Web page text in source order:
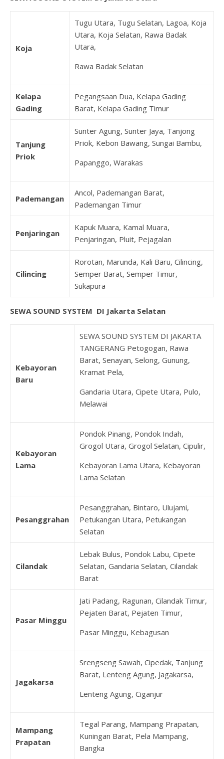
Koja
Tugu Utara, Tugu Selatan, Lagoa, Koja
Utara, Koja Selatan, Rawa Badak
Utara,
Rawa Badak Selatan
Kelapa
Gading
Pegangsaan Dua, Kelapa Gading
Barat, Kelapa Gading Timur
Tanjung
Priok
Sunter Agung, Sunter Jaya, Tanjong
Priok, Kebon Bawang, Sungai Bambu,
Papanggo, Warakas
Pademangan
Ancol, Pademangan Barat,
Pademangan Timur
Penjaringan
Kapuk Muara, Kamal Muara,
Penjaringan, Pluit, Pejagalan
Cilincing
Rorotan, Marunda, Kali Baru, Cilincing,
Semper Barat, Semper Timur,
Sukapura
SEWA SOUND SYSTEM DI Jakarta Selatan
Kebayoran
Baru
SEWA SOUND SYSTEM DI JAKARTA
TANGERANG Petogogan, Rawa
Barat, Senayan, Selong, Gunung,
Kramat Pela,
Gandaria Utara, Cipete Utara, Pulo,
Melawai
Kebayoran
Lama
Pondok Pinang, Pondok Indah,
Grogol Utara, Grogol Selatan, Cipulir,
Kebayoran Lama Utara, Kebayoran
Lama Selatan
Pesanggrahan
Pesanggrahan, Bintaro, Ulujami,
Petukangan Utara, Petukangan
Selatan
Cilandak
Lebak Bulus, Pondok Labu, Cipete
Selatan, Gandaria Selatan, Cilandak
Barat
Pasar Minggu
Jati Padang, Ragunan, Cilandak Timur,
Pejaten Barat, Pejaten Timur,
Pasar Minggu, Kebagusan
Jagakarsa
Srengseng Sawah, Cipedak, Tanjung
Barat, Lenteng Agung, Jagakarsa,
Lenteng Agung, Ciganjur
Mampang
Prapatan
Tegal Parang, Mampang Prapatan,
Kuningan Barat, Pela Mampang,
Bangka